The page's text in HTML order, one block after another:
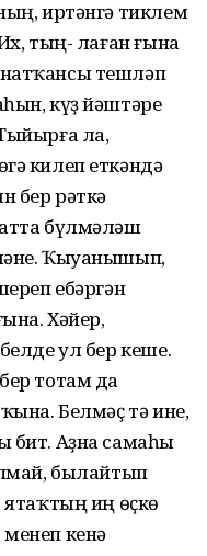
иртәнгә тиклем
тың- лаған ғына
тешләп
күҙ йәштәре
ла,
килеп еткәндә
бер рәткә
бүлмәләш
Ҡыуанышып,
ебәргән
Хәйер,
ул бер кеше.
тотам да
Белмәҫ тә ине,
бит. Аҙна самаһы
былайтып
иң өҫкө
кенә